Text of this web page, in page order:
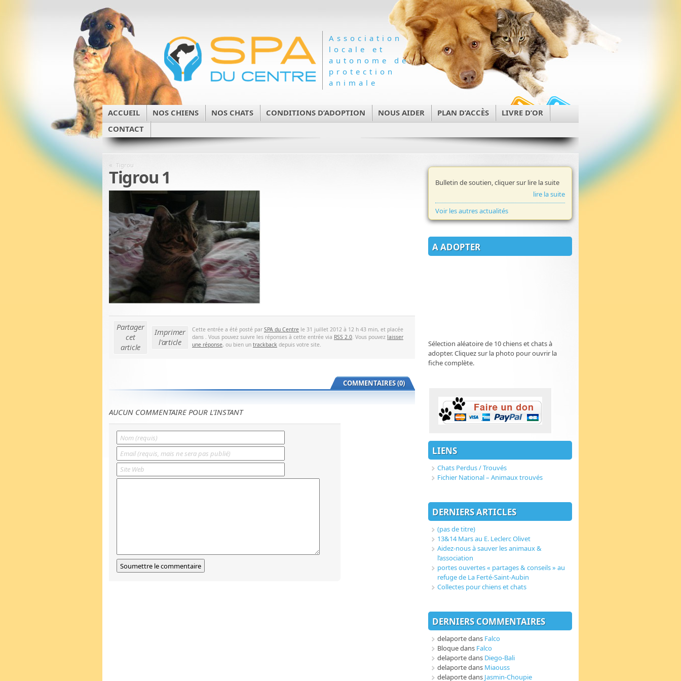
Association
locale et
autonome de
protection
animale
ACCUEIL NOS CHIENS NOS CHATS CONDITIONS D’ADOPTION NOUS AIDER PLAN D’ACCÈS
LIVRE D’OR
CONTACT
« Tigrou
Tigrou 1
Partager
cet
article
Imprimer
l'article
Cette entrée a été posté par SPA du Centre le 31 juillet 2012 à 12 h 43 min, et placée
dans . Vous pouvez suivre les réponses à cette entrée via RSS 2.0. Vous pouvez laisser
une réponse, ou bien un trackback depuis votre site.
COMMENTAIRES (0)
AUCUN COMMENTAIRE POUR L'INSTANT
Bulletin de soutien, cliquer sur lire la suite
lire la suite
Voir les autres actualités
A ADOPTER
Sélection aléatoire de 10 chiens et chats à
adopter. Cliquez sur la photo pour ouvrir la
fiche complète.
LIENS
Chats Perdus / Trouvés
Fichier National – Animaux trouvés
DERNIERS ARTICLES
(pas de titre)
13&14 Mars au E. Leclerc Olivet
Aidez-nous à sauver les animaux &
l’association
portes ouvertes « partages & conseils » au
refuge de La Ferté-Saint-Aubin
Collectes pour chiens et chats
DERNIERS COMMENTAIRES
delaportedans Falco
Bloquedans Falco
delaportedans Diego-Bali
delaportedans Miaouss
delaportedans Jasmin-Choupie